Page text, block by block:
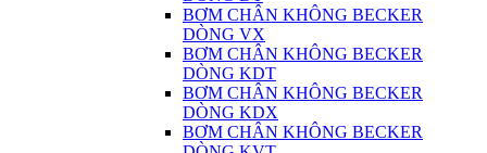
BƠM CHÂN KHÔNG BECKER
DÒNG VX
BƠM CHÂN KHÔNG BECKER
DÒNG KDT
BƠM CHÂN KHÔNG BECKER
DÒNG KDX
BƠM CHÂN KHÔNG BECKER